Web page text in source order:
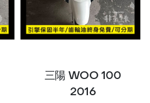
三陽 WOO 100
2016